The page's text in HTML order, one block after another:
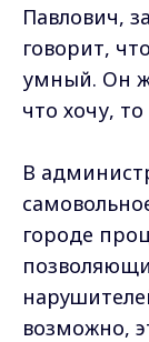
Павлович,
говорит,
умный. Он
что хочу,
В
городе
возможно,